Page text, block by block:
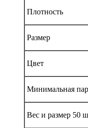
Плотность
Размер
Цвет
Минимальная
Вес и размер 50